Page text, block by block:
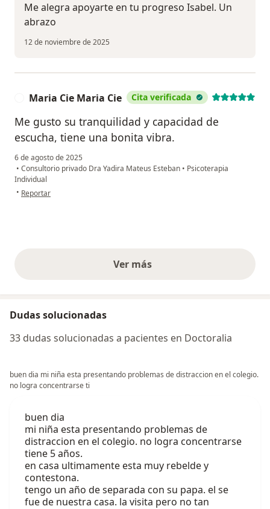
Me alegra apoyarte en tu progreso Isabel. Un
abrazo
12 de noviembre de 2025
Maria Cie Maria Cie Cita verificada
Me gusto su tranquilidad y capacidad de
escucha, tiene una bonita vibra.
6 de agosto de 2025
• Consultorio privado Dra Yadira Mateus Esteban • Psicoterapia
Individual
• en opinión del usuario Maria Cie Maria Cie
Reportar
Ver másopiniones anteriores
Dudas solucionadas
33 dudas solucionadas a pacientes en Doctoralia
buen dia mi niña esta presentando problemas de distraccion en el colegio.
no logra concentrarse ti
buen dia
mi niña esta presentando problemas de
distraccion en el colegio. no logra concentrarse
tiene 5 años.
en casa ultimamente esta muy rebelde y
contestona.
tengo un año de separada con su papa. el se
fue de nuestra casa. la visita pero no tan